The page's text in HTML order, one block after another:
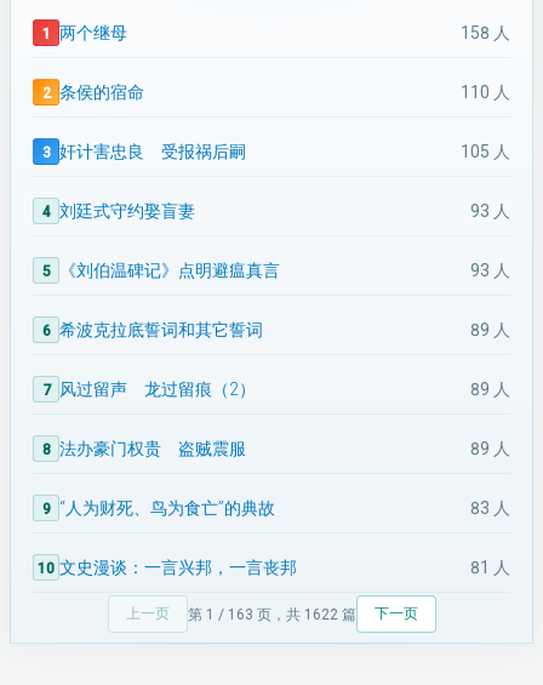
两个继母 158 人
条侯的宿命 110 人
奸计害忠良 受报祸后嗣 105 人
刘廷式守约娶盲妻 93 人
《刘伯温碑记》点明避瘟真言 93 人
希波克拉底誓词和其它誓词 89 人
风过留声 龙过留痕（2） 89 人
法办豪门权贵 盗贼震服 89 人
“人为财死、鸟为食亡”的典故 83 人
文史漫谈：一言兴邦，一言丧邦 81 人
上一页 第 1 / 163 页，共 1622 篇 下一页